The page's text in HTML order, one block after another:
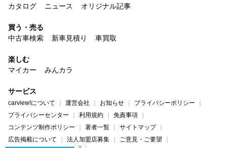
カタログ
ニュース オリジナル記事
買う・売る
中古車検索
新車見積り 車買取
楽しむ
マイカー
みんカラ
サービス
carview!について 運営会社 お知らせ
プライバシーポリシー
プライバシーセンター
利用規約
免責事項
コンテンツ制作ポリシー
著者一覧
サイトマップ
広告掲載について
法人加盟店募集
ご意見・ご要望